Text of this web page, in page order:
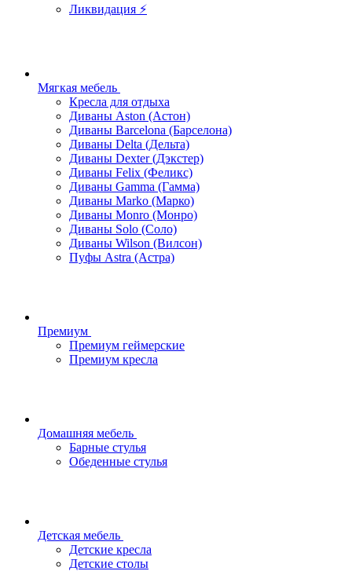
Ликвидация ⚡
Мягкая мебель
Кресла для отдыха
Диваны Aston (Астон)
Диваны Barcelona (Барселона)
Диваны Delta (Дельта)
Диваны Dexter (Дэкстер)
Диваны Felix (Феликс)
Диваны Gamma (Гамма)
Диваны Marko (Марко)
Диваны Monro (Монро)
Диваны Solo (Соло)
Диваны Wilson (Вилсон)
Пуфы Astra (Астра)
Премиум
Премиум геймерские
Премиум кресла
Домашняя мебель
Барные стулья
Обеденные стулья
Детская мебель
Детские кресла
Детские столы